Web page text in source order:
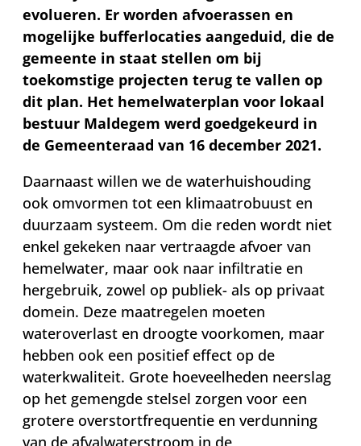
evolueren. Er worden afvoerassen en
mogelijke bufferlocaties aangeduid, die de
gemeente in staat stellen om bij
toekomstige projecten terug te vallen op
dit plan. Het hemelwaterplan voor lokaal
bestuur Maldegem werd goedgekeurd in
de Gemeenteraad van 16 december 2021.
Daarnaast willen we de waterhuishouding
ook omvormen tot een klimaatrobuust en
duurzaam systeem. Om die reden wordt niet
enkel gekeken naar vertraagde afvoer van
hemelwater, maar ook naar infiltratie en
hergebruik, zowel op publiek- als op privaat
domein. Deze maatregelen moeten
wateroverlast en droogte voorkomen, maar
hebben ook een positief effect op de
waterkwaliteit. Grote hoeveelheden neerslag
op het gemengde stelsel zorgen voor een
grotere overstortfrequentie en verdunning
van de afvalwaterstroom in de